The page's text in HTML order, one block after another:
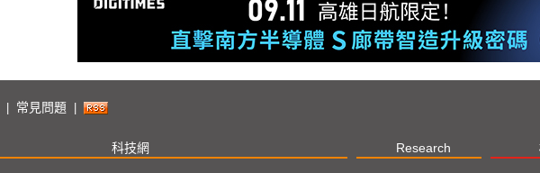
常見問題
科技網 Research